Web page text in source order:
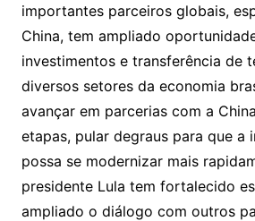
importantes parceiros globais,
China, tem ampliado
investimentos e transferência de
diversos setores da economia
avançar em parcerias com a
etapas, pular degraus para que a
possa se modernizar mais
presidente Lula tem fortalecido
ampliado o diálogo com outros